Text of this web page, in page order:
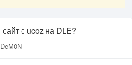
с ucoz на DLE?
DeM0N